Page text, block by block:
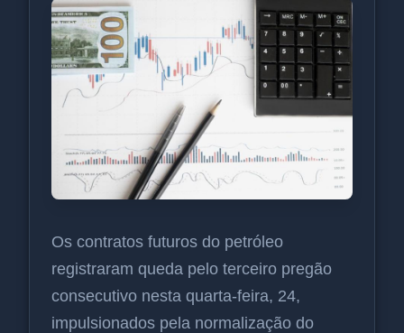
Os contratos futuros do petróleo
registraram queda pelo terceiro pregão
consecutivo nesta quarta-feira, 24,
impulsionados pela normalização do